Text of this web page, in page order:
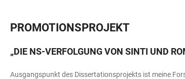
PROMOTIONSPROJEKT
„DIE NS-VERFOLGUNG VON SINTI UND
Ausgangspunkt des Dissertationsprojekts ist meine